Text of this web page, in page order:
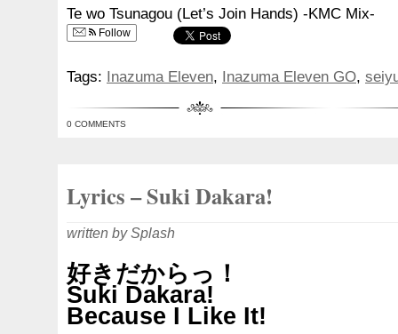
Te wo Tsunagou (Let’s Join Hands) -KMC Mix-
Follow
Tags: Inazuma Eleven, Inazuma Eleven GO,
0 COMMENTS
Lyrics – Suki Dakara!
written by Splash
好きだからっ！
Suki Dakara!
Because I Like It!